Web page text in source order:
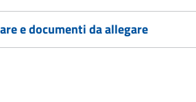
e documenti da allegare